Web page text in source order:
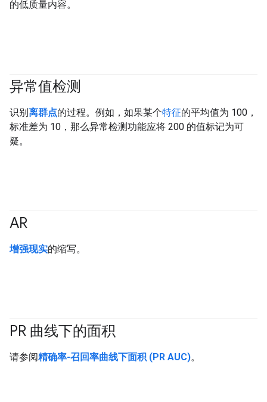
的低质量内容。
异常值检测
识别离群点的过程。例如，如果某个特征的平均值为 100，
标准差为 10，那么异常检测功能应将 200 的值标记为可
疑。
AR
增强现实的缩写。
PR 曲线下的面积
请参阅精确率-召回率曲线下面积 (PR AUC)。